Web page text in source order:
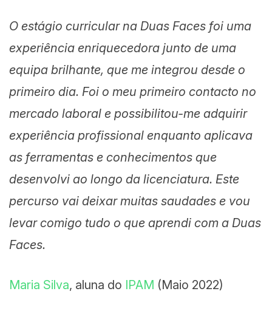
O estágio curricular na Duas Faces foi uma
experiência enriquecedora junto de uma
equipa brilhante, que me integrou desde o
primeiro dia. Foi o meu primeiro contacto no
mercado laboral e possibilitou-me adquirir
experiência profissional enquanto aplicava
as ferramentas e conhecimentos que
desenvolvi ao longo da licenciatura. Este
percurso vai deixar muitas saudades e vou
levar comigo tudo o que aprendi com a Duas
Faces.
Maria Silva, aluna do IPAM (Maio 2022)